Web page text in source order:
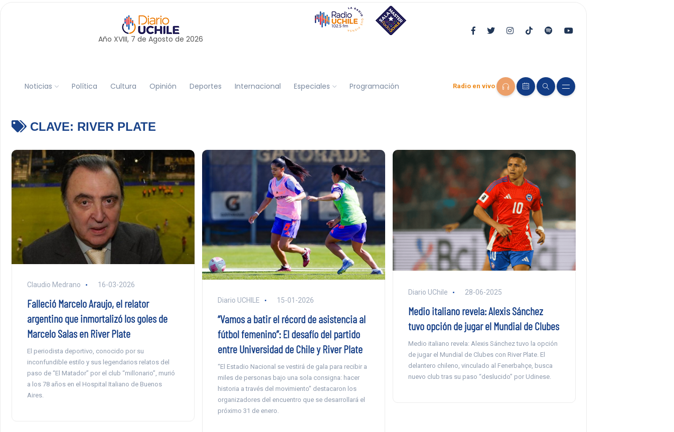
Año XVIII, 7 de Agosto de 2026
Noticias Política Cultura Opinión Deportes Internacional Especiales Programación Radio en vivo
CLAVE: RIVER PLATE
Claudio Medrano 16-03-2026
Falleció Marcelo Araujo, el relator
argentino que inmortalizó los goles de
Marcelo Salas en River Plate
El periodista deportivo, conocido por su
inconfundible estilo y sus legendarios relatos del
paso de “El Matador” por el club “millonario”, murió
a los 78 años en el Hospital Italiano de Buenos
Aires.
Diario UCHILE 15-01-2026
“Vamos a batir el récord de asistencia al
fútbol femenino”: El desafío del partido
entre Universidad de Chile y River Plate
“El Estadio Nacional se vestirá de gala para recibir a
miles de personas bajo una sola consigna: hacer
historia a través del movimiento” destacaron los
organizadores del encuentro que se desarrollará el
próximo 31 de enero.
Diario UChile 28-06-2025
Medio italiano revela: Alexis Sánchez
tuvo opción de jugar el Mundial de Clubes
Medio italiano revela: Alexis Sánchez tuvo la opción
de jugar el Mundial de Clubes con River Plate. El
delantero chileno, vinculado al Fenerbahçe, busca
nuevo club tras su paso “deslucido” por Udinese.